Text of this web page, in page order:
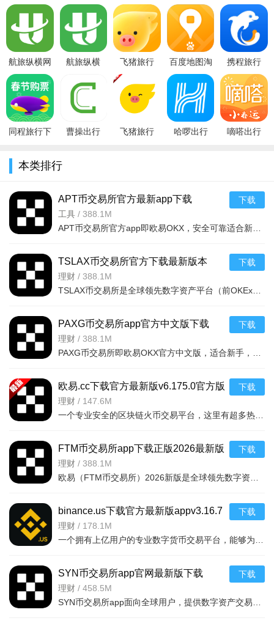
优势
- 在猫友圈与大家一起交流
- 一起看流浪猫咪吃播
- 个人成就一目了然
内容，享受胶州新闻和服务。今..
航旅纵横网
上值机选座
app手机版
v8.5.6安卓
版
航旅纵横
本2025下载
版
飞猪旅行
appv9.10.58.105
安卓版
百度地图淘
金赚钱
appv6.0.3官
方安卓版
携程旅行
app下载手
机版2026正
式版v8.93.6
安
同程旅行下
方安卓版
曹操出行
飞猪旅行
哈啰出行
嘀嗒出行
本类排行
APT币交易所官方最新app下载
v6.154.0官方版
工具 / 388.1M
下载
TSLAX币交易所官方下载最新版本
v6.168.0官方版
理财 / 388.1M
下载
PAXG币交易所app官方中文版下载
v6.154.0官方版
理财 / 388.1M
下载
欧易.cc下载官方最新版v6.175.0官方版
理财 / 147.6M
下载
FTM币交易所app下载正版2026最新版
本v6.156.1官方版
理财 / 388.1M
下载
binance.us下载官方最新版appv3.16.7
官方版
理财 / 178.1M
下载
SYN币交易所app官网最新版下载
v6.175.0官方版
理财 / 458.5M
下载